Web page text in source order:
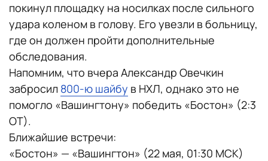
покинул площадку на носилках после сильного
удара коленом в голову. Его увезли в больницу,
где он должен пройти дополнительные
обследования.
Напомним, что вчера Александр Овечкин
забросил 800-ю шайбу в НХЛ, однако это не
помогло «Вашингтону» победить «Бостон» (2:3
ОТ).
Ближайшие встречи:
«Бостон» — «Вашингтон» (22 мая, 01:30 МСК)